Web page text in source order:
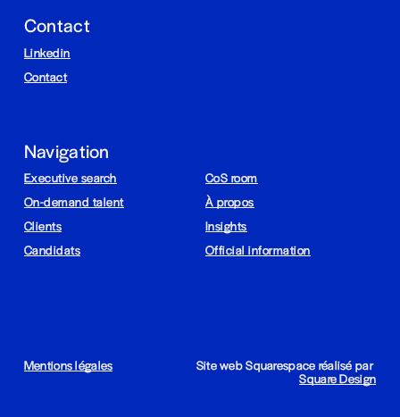
Contact
Linkedin
Contact
Navigation
Executive search
On-demand talent
Clients
Candidats
CoS room
À propos
Insights
Official information
Site web Squarespace réalisé par
Square Design
Mentions légales